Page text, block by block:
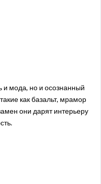
и мода, но и осознанный
как базальт, мрамор
они дарят интерьеру